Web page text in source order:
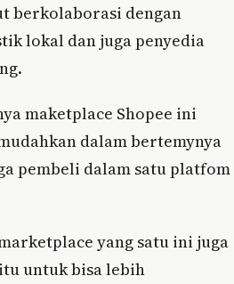
berkolaborasi dengan
lokal dan juga penyedia
maketplace Shopee ini
dalam bertemynya
pembeli dalam satu platfom
yang satu ini juga
untuk bisa lebih